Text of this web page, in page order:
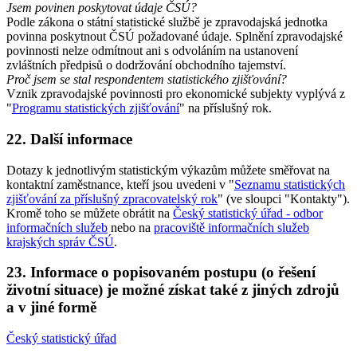
Jsem povinen poskytovat údaje ČSÚ?
Podle zákona o státní statistické službě je zpravodajská jednotka
povinna poskytnout ČSÚ požadované údaje. Splnění zpravodajské
povinnosti nelze odmítnout ani s odvoláním na ustanovení
zvláštních předpisů o dodržování obchodního tajemství.
Proč jsem se stal respondentem statistického zjišťování?
Vznik zpravodajské povinnosti pro ekonomické subjekty vyplývá z
"Programu statistických zjišťování" na příslušný rok.
22. Další informace
Dotazy k jednotlivým statistickým výkazům můžete směřovat na
kontaktní zaměstnance, kteří jsou uvedeni v "Seznamu statistických
zjišťování za příslušný zpracovatelský rok" (ve sloupci "Kontakty").
Kromě toho se můžete obrátit na Český statistický úřad - odbor
informačních služeb nebo na pracoviště informačních služeb
krajských správ ČSÚ.
23. Informace o popisovaném postupu (o řešení
životní situace) je možné získat také z jiných zdrojů
a v jiné formě
Český statistický úřad